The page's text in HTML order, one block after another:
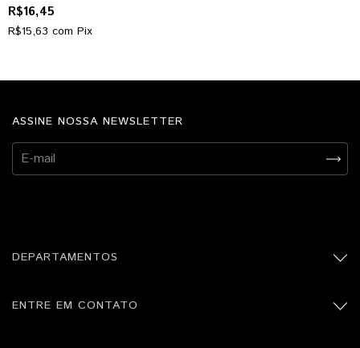
R$16,45
R$15,63 com Pix
ASSINE NOSSA NEWSLETTER
DEPARTAMENTOS
ENTRE EM CONTATO